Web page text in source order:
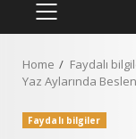
PRIMARY
Home
Faydalı
Yaz Aylarında
Faydalı bilgiler